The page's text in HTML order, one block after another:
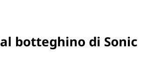
botteghino di Sonic